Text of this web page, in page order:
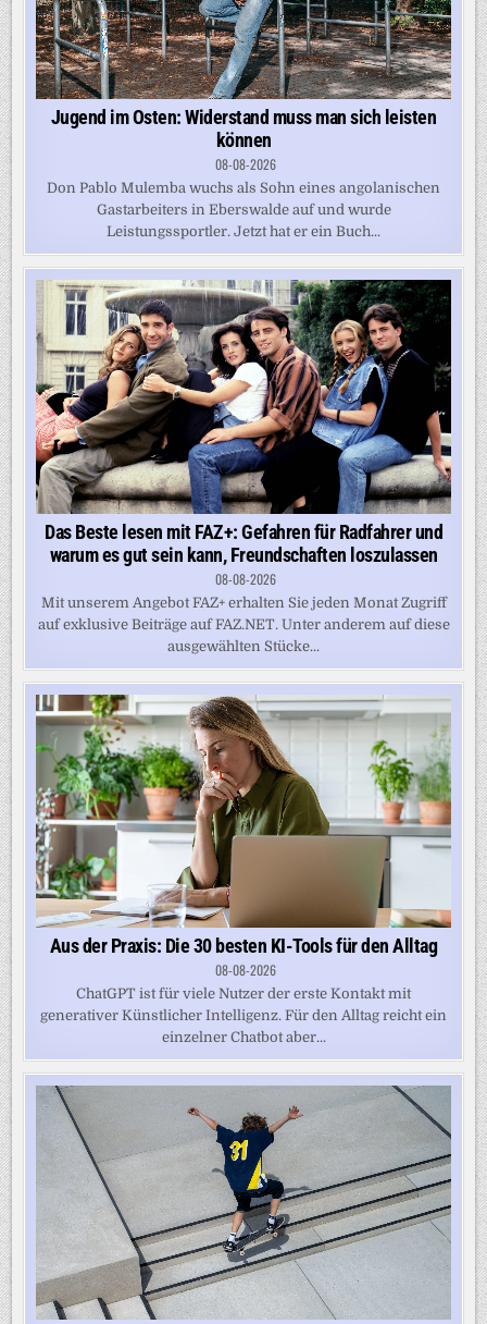
Jugend im Osten: Widerstand muss man sich leisten
können
08-08-2026
Don Pablo Mulemba wuchs als Sohn eines angolanischen
Gastarbeiters in Eberswalde auf und wurde
Leistungssportler. Jetzt hat er ein Buch...
Das Beste lesen mit FAZ+: Gefahren für Radfahrer und
warum es gut sein kann, Freundschaften loszulassen
08-08-2026
Mit unserem Angebot FAZ+ erhalten Sie jeden Monat Zugriff
auf exklusive Beiträge auf FAZ.NET. Unter anderem auf diese
ausgewählten Stücke...
Aus der Praxis: Die 30 besten KI-Tools für den Alltag
08-08-2026
ChatGPT ist für viele Nutzer der erste Kontakt mit
generativer Künstlicher Intelligenz. Für den Alltag reicht ein
einzelner Chatbot aber...